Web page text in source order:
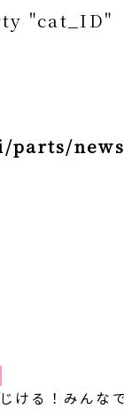
"cat_ID"
parts/
ける！みんな